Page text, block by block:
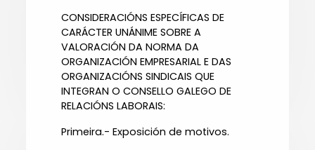
CONSIDERACIÓNS ESPECÍFICAS DE
CARÁCTER UNÁNIME SOBRE A
VALORACIÓN DA NORMA DA
ORGANIZACIÓN EMPRESARIAL E DAS
ORGANIZACIÓNS SINDICAIS QUE
INTEGRAN O CONSELLO GALEGO DE
RELACIÓNS LABORAIS:
Primeira.- Exposición de motivos.